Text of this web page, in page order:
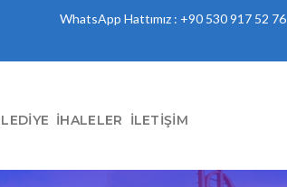
WhatsApp Hattımız : +90 530 917 52 76
İHALELER İLETIŞIM